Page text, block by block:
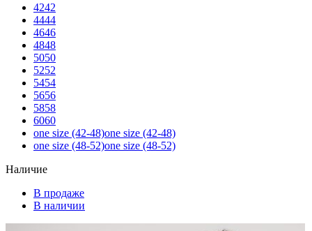
4242
4444
4646
4848
5050
5252
5454
5656
5858
6060
one size (42-48)one size (42-48)
one size (48-52)one size (48-52)
Наличие
В продаже
В наличии